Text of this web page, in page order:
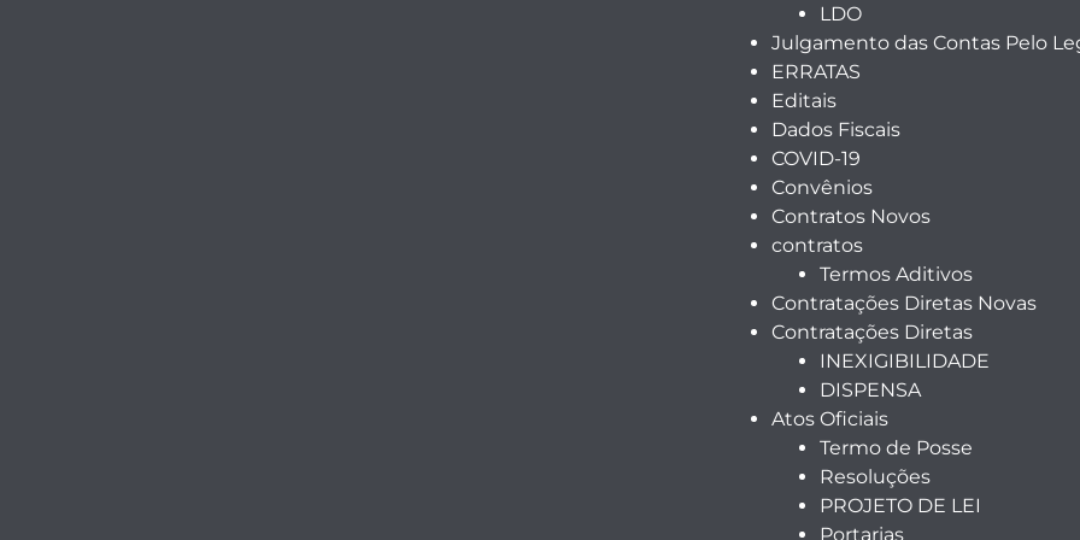
LDO
Julgamento das Contas Pelo
ERRATAS
Editais
Dados Fiscais
COVID-19
Convênios
Contratos Novos
contratos
Termos Aditivos
Contratações Diretas Novas
Contratações Diretas
INEXIGIBILIDADE
DISPENSA
Atos Oficiais
Termo de Posse
Resoluções
PROJETO DE LEI
Portarias